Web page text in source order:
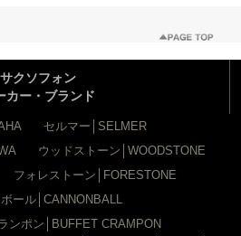
サクソフォン
カー・ブランド
セルマー│SELMER
ウッドストーン│WOODSTONE
フォレストーン│FORESTONE
ール│CANNONBALL
ンポン│BUFFET CRAMPON